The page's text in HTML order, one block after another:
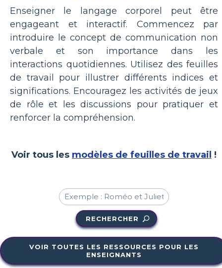
Enseigner le langage corporel peut être
engageant et interactif. Commencez par
introduire le concept de communication non
verbale et son importance dans les
interactions quotidiennes. Utilisez des feuilles
de travail pour illustrer différents indices et
significations. Encouragez les activités de jeux
de rôle et les discussions pour pratiquer et
renforcer la compréhension.
Voir tous les modèles de feuilles de travail !
RECHERCHER
VOIR TOUTES LES RESSOURCES POUR LES
ENSEIGNANTS